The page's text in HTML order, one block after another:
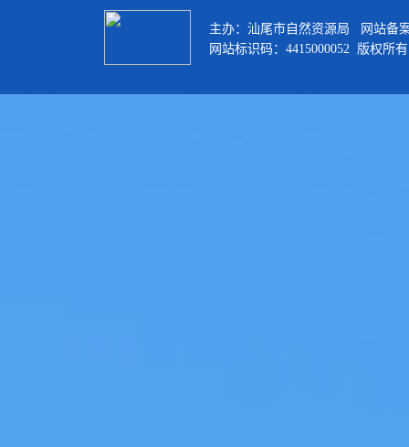
主办：汕尾市自然资源局 网站备
网站标识码：4415000052 版权所